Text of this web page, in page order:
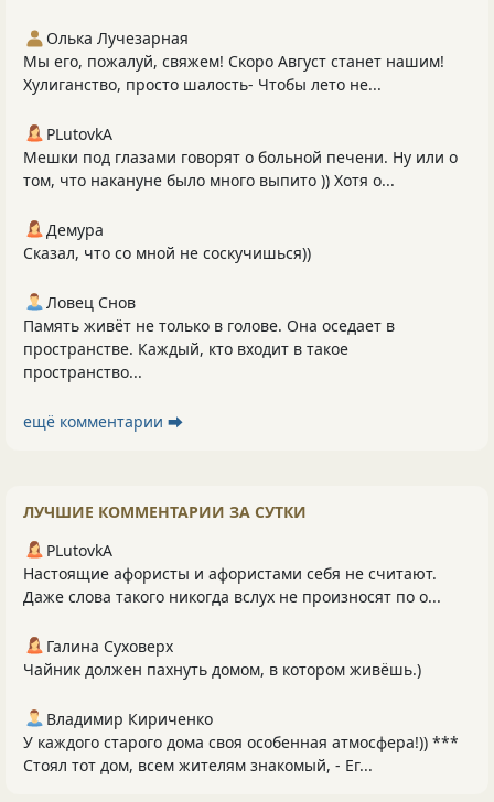
Олька Лучезарная
Мы его, пожалуй, свяжем! Скоро Август станет нашим!
Хулиганство, просто шалость- Чтобы лето не...
PLutоvkА
Мешки под глазами говорят о больной печени. Ну или о
том, что накануне было много выпито )) Хотя о...
Демура
Сказал, что со мной не соскучишься))
Ловец Снов
Память живёт не только в голове. Она оседает в
пространстве. Каждый, кто входит в такое
пространство...
ещё комментарии ⮕
ЛУЧШИЕ КОММЕНТАРИИ ЗА СУТКИ
PLutоvkА
Настоящие афористы и афористами себя не считают.
Даже слова такого никогда вслух не произносят по о...
Галина Суховерх
Чайник должен пахнуть домом, в котором живёшь.)
Владимир Кириченко
У каждого старого дома своя особенная атмосфера!)) ***
Стоял тот дом, всем жителям знакомый, - Ег...